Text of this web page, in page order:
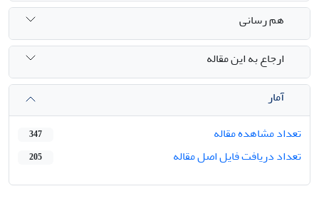
هم رسانی
ارجاع به این مقاله
آمار
تعداد مشاهده مقاله
347
تعداد دریافت فایل اصل مقاله 205